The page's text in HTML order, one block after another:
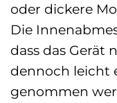
oder dickere
Die
dass das Gerät
dennoch leicht
genommen